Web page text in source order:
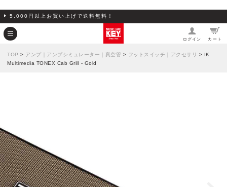
5,000円以上お買い上げで送料無料！
ログイン カート
TOP > アンプ｜アンプシミュレーター｜真空管 > フットスイッチ｜アクセサリ > IK
Multimedia TONEX Cab Grill - Gold